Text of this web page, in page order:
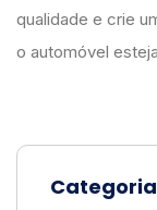
qualidade e crie
o automóvel